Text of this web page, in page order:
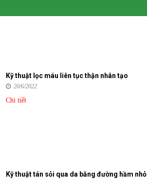
Kỹ thuật lọc máu liên tục thận nhân tạo
20/6/2022
Chi tiết
Kỹ thuật tán sỏi qua da bằng đường hầm nhỏ